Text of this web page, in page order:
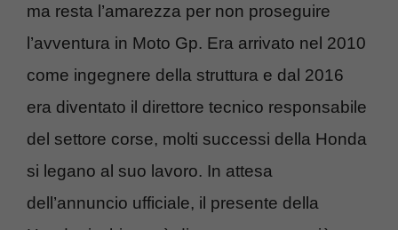
ma resta l’amarezza per non proseguire
l’avventura in Moto Gp. Era arrivato nel 2010
come ingegnere della struttura e dal 2016
era diventato il direttore tecnico responsabile
del settore corse, molti successi della Honda
si legano al suo lavoro. In attesa
dell’annuncio ufficiale, il presente della